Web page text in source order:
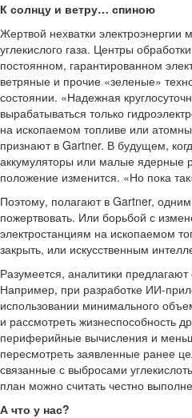
К солнцу и ветру… спиною
Жертвой нехватки электроэнергии
углекислого газа. Центры
постоянном, гарантированном
ветряные и прочие «зеленые»
состоянии. «Надежная
вырабатываться только
на ископаемом топливе или
признают в Gartner. В будущем,
аккумуляторы или малые ядерные
положение изменится. «Но пока
Поэтому, полагают в Gartner,
пожертвовать. Или борьбой с
электростанциям на ископаемом
закрыть, или искусственным
Разумеется, аналитики предлагают
Например, при разработке ИИ-
использовании минимального
и рассмотреть жизнеспособность
периферийные вычисления и
пересмотреть заявленные ранее
связанные с выбросами
план можно считать честно
А что у нас?